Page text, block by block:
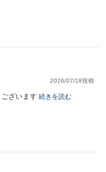
2026/07/18投稿
ざいます 続きを読む